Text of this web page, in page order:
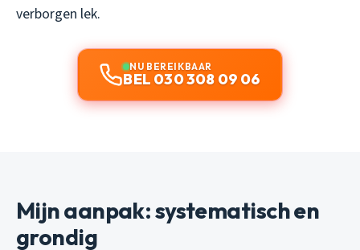
verborgen lek.
NU BEREIKBAAR
BEL 030 308 09 06
Mijn aanpak: systematisch en
grondig